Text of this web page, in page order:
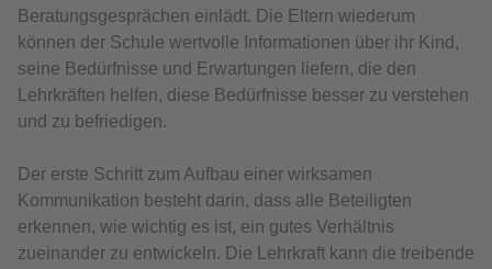
Beratungsgesprächen einlädt. Die Eltern wiederum
können der Schule wertvolle Informationen über ihr Kind,
seine Bedürfnisse und Erwartungen liefern, die den
Lehrkräften helfen, diese Bedürfnisse besser zu verstehen
und zu befriedigen.
Der erste Schritt zum Aufbau einer wirksamen
Kommunikation besteht darin, dass alle Beteiligten
erkennen, wie wichtig es ist, ein gutes Verhältnis
zueinander zu entwickeln. Die Lehrkraft kann die treibende